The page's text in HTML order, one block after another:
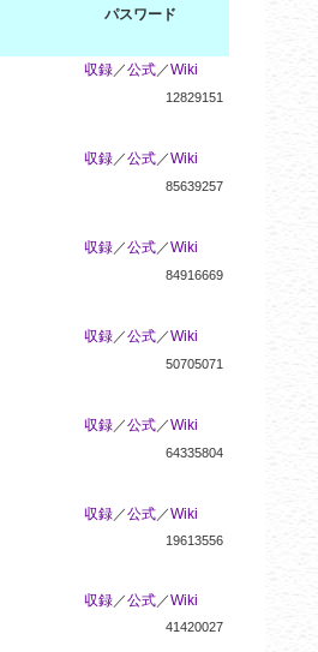
パスワード
収録／公式／Wiki
12829151
収録／公式／Wiki
85639257
収録／公式／Wiki
84916669
収録／公式／Wiki
50705071
収録／公式／Wiki
64335804
収録／公式／Wiki
19613556
収録／公式／Wiki
41420027